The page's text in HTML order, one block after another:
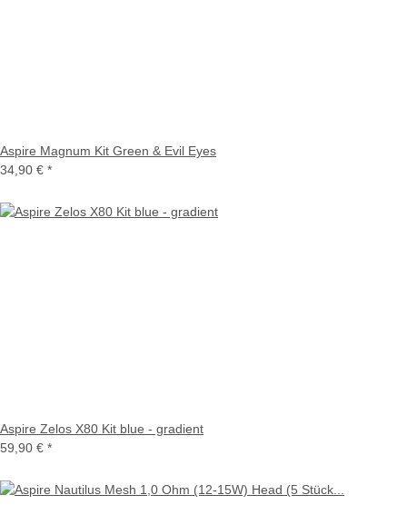
Aspire Magnum Kit Green & Evil Eyes
34,90 € *
Aspire Zelos X80 Kit blue - gradient
59,90 € *